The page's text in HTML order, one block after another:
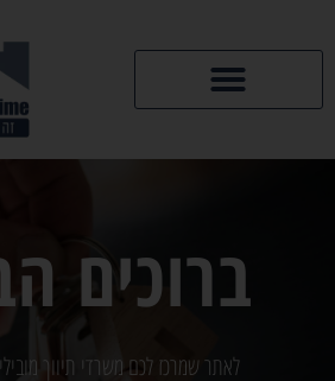
ברוכים
לאתר שמרכז לכם משרדי תיווך